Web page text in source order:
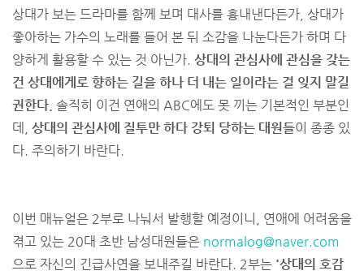
상대가 보는 드라마를 함께 보며 대사를 흉내낸다든가, 상대가
좋아하는 가수의 노래를 들어 본 뒤 소감을 나눈다든가 하며 다
양하게 활용할 수 있는 것 아닌가. 상대의 관심사에 관심을 갖는
건 상대에게로 향하는 길을 하나 더 내는 일이라는 걸 잊지 말길
권한다. 솔직히 이건 연애의 ABC에도 못 끼는 기본적인 부분인
데, 상대의 관심사에 질투만 하다 강퇴 당하는 대원들이 종종 있
다. 주의하기 바란다.
이번 매뉴얼은 2부로 나눠서 발행할 예정이니, 연애에 어려움을
겪고 있는 20대 초반 남성대원들은 normalog@naver.com
으로 자신의 긴급사연을 보내주길 바란다. 2부는 '상대의 호감